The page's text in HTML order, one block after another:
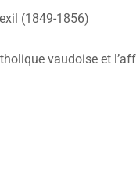
(1849-1856)
vaudoise et